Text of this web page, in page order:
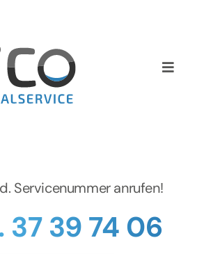
Toggle
Home
Services
Preise
Servicenummer anrufen!
37 39 74 06